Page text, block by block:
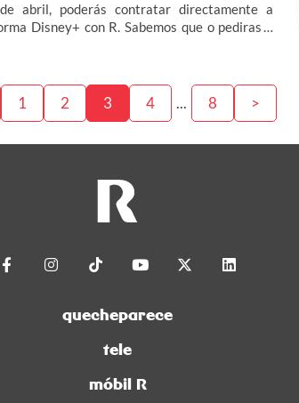
abril, poderás contratar directamente a
Disney+ con R. Sabemos que o pediras e
1 2 3 4 ... 8 >
quecheparece
tele
móbil R